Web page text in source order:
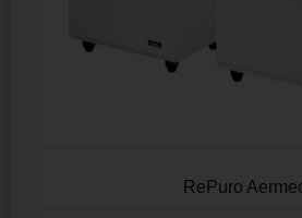
RePuro